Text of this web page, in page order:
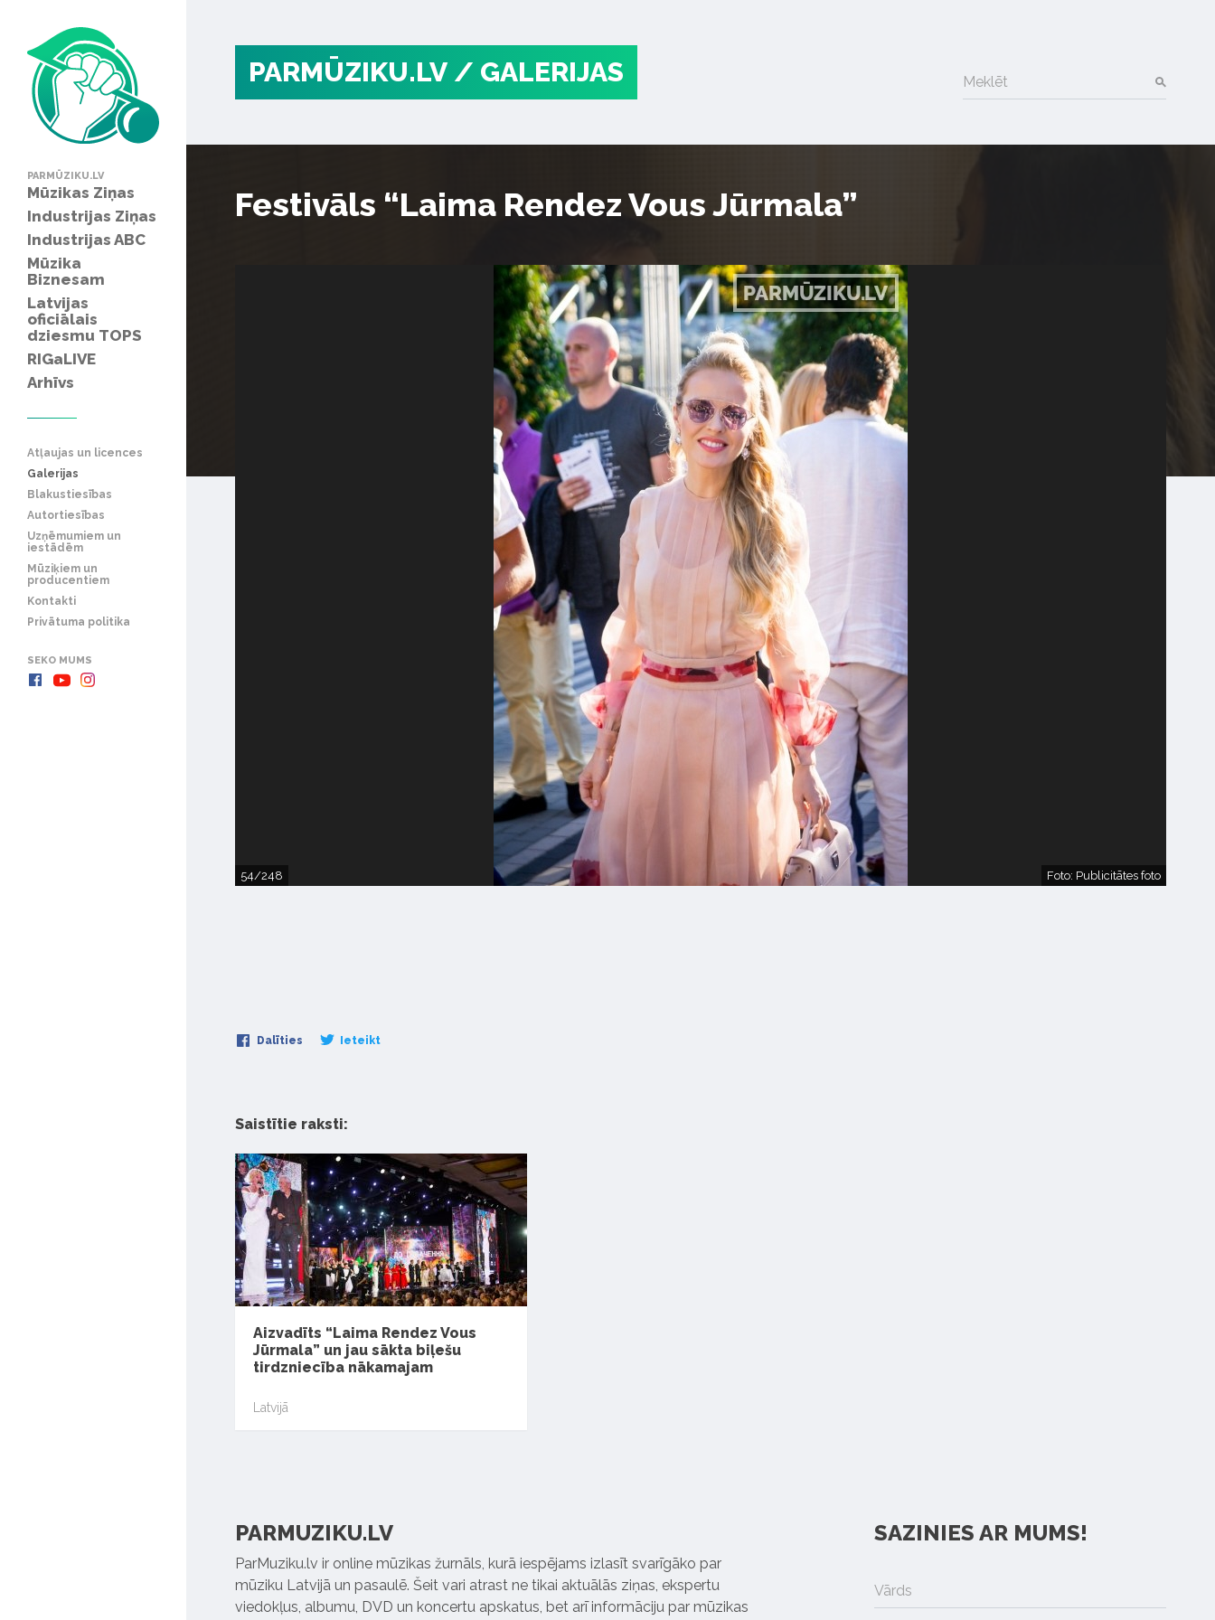
PARMŪZIKU.LV
Mūzikas Ziņas
Industrijas Ziņas
Industrijas ABC
Mūzika
Biznesam
Latvijas
oficiālais
dziesmu TOPS
RIGaLIVE
Arhīvs
Atļaujas un licences
Galerijas
Blakustiesības
Autortiesības
Uzņēmumiem un
iestādēm
Mūziķiem un
producentiem
Kontakti
Privātuma politika
SEKO MUMS
PARMŪZIKU.LV / GALERIJAS Meklēt
Festivāls “Laima Rendez Vous Jūrmala”
54/248 Foto: Publicitātes foto
Dalīties Ieteikt
Saistītie raksti:
Aizvadīts “Laima Rendez Vous
Jūrmala” un jau sākta biļešu
tirdzniecība nākamajam
Latvijā
PARMUZIKU.LV
ParMuziku.lv ir online mūzikas žurnāls, kurā iespējams izlasīt svarīgāko par
mūziku Latvijā un pasaulē. Šeit vari atrast ne tikai aktuālās ziņas, ekspertu
viedokļus, albumu, DVD un koncertu apskatus, bet arī informāciju par mūzikas
SAZINIES AR MUMS!
Vārds